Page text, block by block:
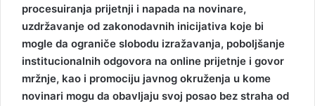
procesuiranja prijetnji i napada na novinare,
uzdržavanje od zakonodavnih inicijativa koje bi
mogle da ograniče slobodu izražavanja, poboljšanje
institucionalnih odgovora na online prijetnje i govor
mržnje, kao i promociju javnog okruženja u kome
novinari mogu da obavljaju svoj posao bez straha od